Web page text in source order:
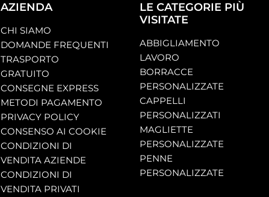
AZIENDA
CHI SIAMO
DOMANDE FREQUENTI
TRASPORTO
GRATUITO
CONSEGNE EXPRESS
METODI PAGAMENTO
PRIVACY POLICY
CONSENSO AI COOKIE
CONDIZIONI DI
VENDITA AZIENDE
CONDIZIONI DI
VENDITA PRIVATI
LE CATEGORIE PIÙ
VISITATE
ABBIGLIAMENTO
LAVORO
BORRACCE
PERSONALIZZATE
CAPPELLI
PERSONALIZZATI
MAGLIETTE
PERSONALIZZATE
PENNE
PERSONALIZZATE